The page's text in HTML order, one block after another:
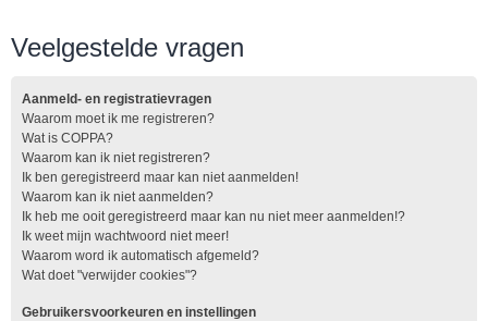
Veelgestelde vragen
Aanmeld- en registratievragen
Waarom moet ik me registreren?
Wat is COPPA?
Waarom kan ik niet registreren?
Ik ben geregistreerd maar kan niet aanmelden!
Waarom kan ik niet aanmelden?
Ik heb me ooit geregistreerd maar kan nu niet meer aanmelden!?
Ik weet mijn wachtwoord niet meer!
Waarom word ik automatisch afgemeld?
Wat doet "verwijder cookies"?
Gebruikersvoorkeuren en instellingen